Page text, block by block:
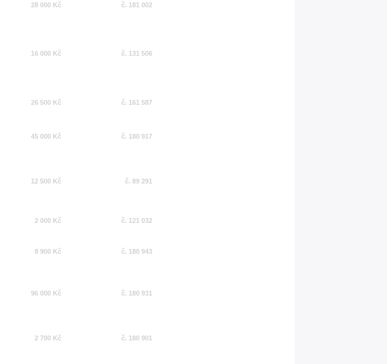
28 000 Kč č. 181 002
16 000 Kč č. 131 506
26 500 Kč č. 161 587
45 000 Kč č. 180 917
12 500 Kč č. 89 291
2 000 Kč č. 121 032
8 900 Kč č. 180 943
96 000 Kč č. 180 931
2 700 Kč č. 180 901